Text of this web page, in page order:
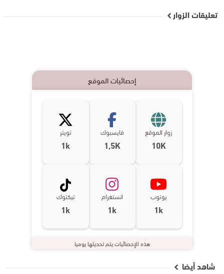
تعليقات الزوار
إحصائيات الموقع
زوار الموقع
10K
فايسبوك
1,5K
تويتر
1k
يوتوب
1k
انستغرام
1k
تيكتوك
1k
هذه الإحصائيات يتم تحديثها يوميا
شاهد أيضا